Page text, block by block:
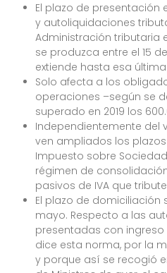
El plazo de presentación
y autoliquidaciones
Administración tributaria
se produzca entre el 15
extiende hasta esa
Solo afecta a los
operaciones –según se
superado en 2019 los
Independientemente del
ven ampliados los
Impuesto sobre
régimen de
pasivos de IVA que
El plazo de domiciliación
mayo. Respecto a las
presentadas con
dice esta norma, por la
y porque así se recogió